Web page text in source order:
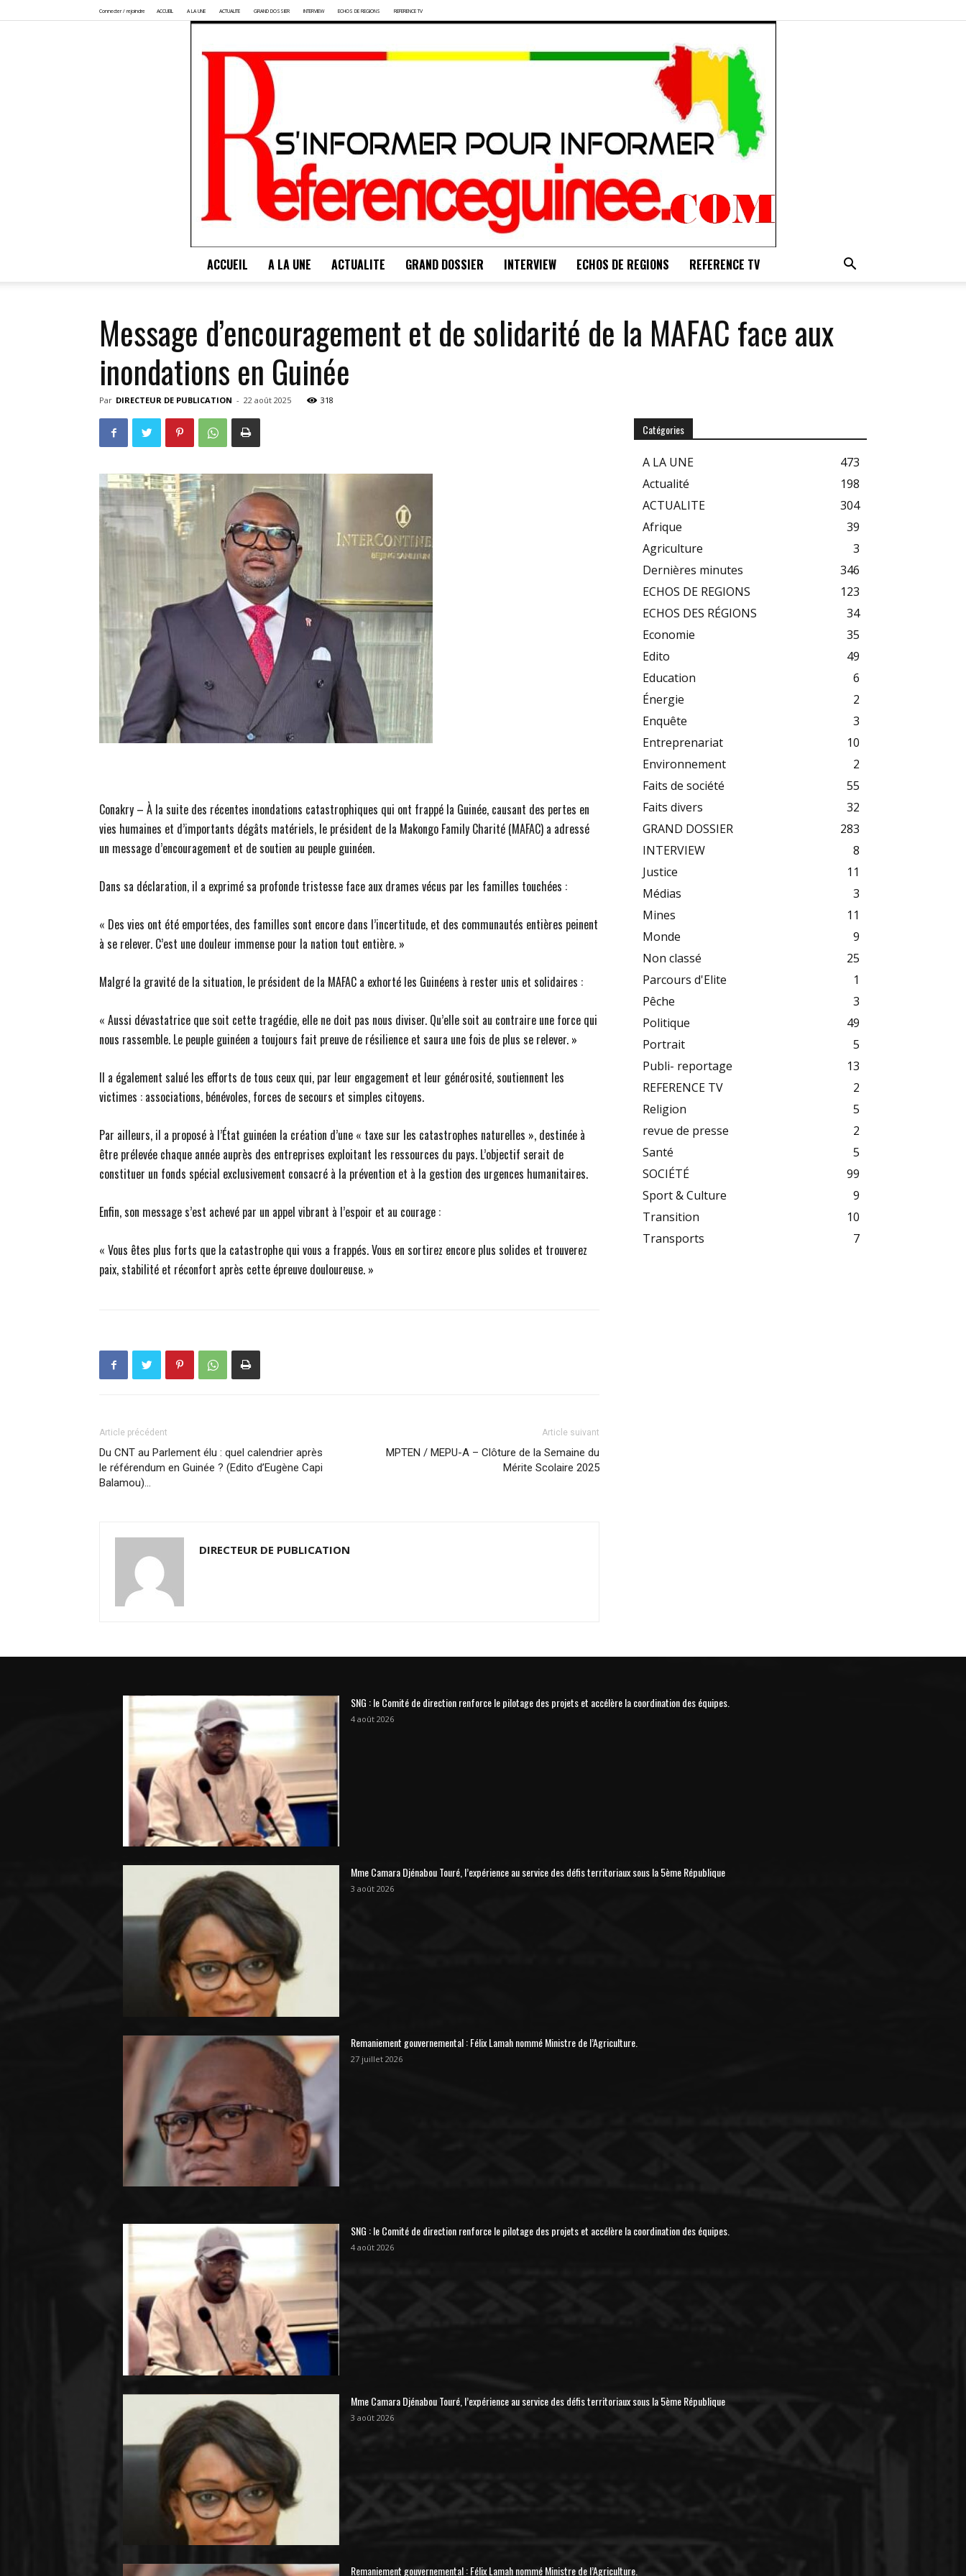
Connecter / rejoindre ACCUEIL A LA UNE ACTUALITE GRAND DOSSIER INTERVIEW ECHOS DE REGIONS REFERENCE TV
ACCUEIL A LA UNE ACTUALITE GRAND DOSSIER INTERVIEW ECHOS DE REGIONS REFERENCE TV
Message d’encouragement et de solidarité de la MAFAC face aux
inondations en Guinée
Par DIRECTEUR DE PUBLICATION - 22 août 2025 318
Conakry – À la suite des récentes inondations catastrophiques qui ont frappé la Guinée, causant des pertes en
vies humaines et d’importants dégâts matériels, le président de la Makongo Family Charité (MAFAC) a adressé
un message d’encouragement et de soutien au peuple guinéen.
Dans sa déclaration, il a exprimé sa profonde tristesse face aux drames vécus par les familles touchées :
« Des vies ont été emportées, des familles sont encore dans l’incertitude, et des communautés entières peinent
à se relever. C’est une douleur immense pour la nation tout entière. »
Malgré la gravité de la situation, le président de la MAFAC a exhorté les Guinéens à rester unis et solidaires :
« Aussi dévastatrice que soit cette tragédie, elle ne doit pas nous diviser. Qu’elle soit au contraire une force qui
nous rassemble. Le peuple guinéen a toujours fait preuve de résilience et saura une fois de plus se relever. »
Il a également salué les efforts de tous ceux qui, par leur engagement et leur générosité, soutiennent les
victimes : associations, bénévoles, forces de secours et simples citoyens.
Par ailleurs, il a proposé à l’État guinéen la création d’une « taxe sur les catastrophes naturelles », destinée à
être prélevée chaque année auprès des entreprises exploitant les ressources du pays. L’objectif serait de
constituer un fonds spécial exclusivement consacré à la prévention et à la gestion des urgences humanitaires.
Enfin, son message s’est achevé par un appel vibrant à l’espoir et au courage :
« Vous êtes plus forts que la catastrophe qui vous a frappés. Vous en sortirez encore plus solides et trouverez
paix, stabilité et réconfort après cette épreuve douloureuse. »
Article précédent
Du CNT au Parlement élu : quel calendrier après
le référendum en Guinée ? (Edito d’Eugène Capi
Balamou)…
Article suivant
MPTEN / MEPU-A – Clôture de la Semaine du
Mérite Scolaire 2025
DIRECTEUR DE PUBLICATION
Catégories
A LA UNE
473
Actualité
198
ACTUALITE
304
Afrique
39
Agriculture
3
Dernières minutes
346
ECHOS DE REGIONS
123
ECHOS DES RÉGIONS
34
Economie
35
Edito
49
Education
6
Énergie
2
Enquête
3
Entreprenariat
10
Environnement
2
Faits de société
55
Faits divers
32
GRAND DOSSIER
283
INTERVIEW
8
Justice
11
Médias
3
Mines
11
Monde
9
Non classé
25
Parcours d'Elite
1
Pêche
3
Politique
49
Portrait
5
Publi- reportage
13
REFERENCE TV
2
Religion
5
revue de presse
2
Santé
5
SOCIÉTÉ
99
Sport & Culture
9
Transition
10
Transports
7
SNG : le Comité de direction renforce le pilotage des projets et accélère la coordination des équipes.
4 août 2026
Mme Camara Djénabou Touré, l’expérience au service des défis territoriaux sous la 5ème République
3 août 2026
Remaniement gouvernemental : Félix Lamah nommé Ministre de l’Agriculture.
27 juillet 2026
SNG : le Comité de direction renforce le pilotage des projets et accélère la coordination des équipes.
4 août 2026
Mme Camara Djénabou Touré, l’expérience au service des défis territoriaux sous la 5ème République
3 août 2026
Remaniement gouvernemental : Félix Lamah nommé Ministre de l’Agriculture.